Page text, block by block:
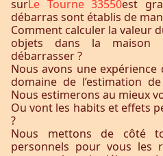
surLe Tourne 33550est
débarras sont établis de
Comment calculer la valeur
objets dans la maison
débarrasser ?
Nous avons une
domaine de l’estimation
Nous estimerons au mieux
Ou vont les habits et effets
?
Nous mettons de côté
personnels pour vous les